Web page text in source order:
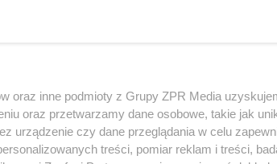
podstawowe w Białymstoku. Lider
wynikach Ogólnopolskiego Rankingu Szkół
miejsce zajęła jedna placówka z Białegostoku.
oraz inne podmioty z Grupy ZPR Media
oraz przetwarzamy dane osobowe, takie jak
urządzenie czy dane przeglądania w celu
treści, pomiar reklam i treści,